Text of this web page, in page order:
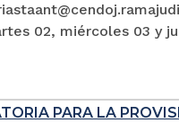
02, miércoles 03 y
PARA LA